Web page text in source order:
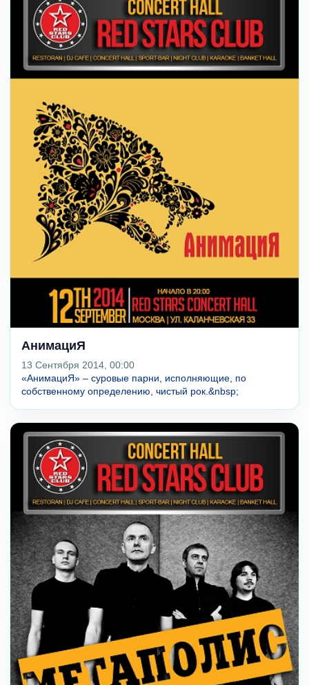
АнимациЯ
13 Сентября 2014, 00:00
«АнимациЯ» – суровые парни, исполняющие, по
собственному определению, чистый рок.&nbsp;